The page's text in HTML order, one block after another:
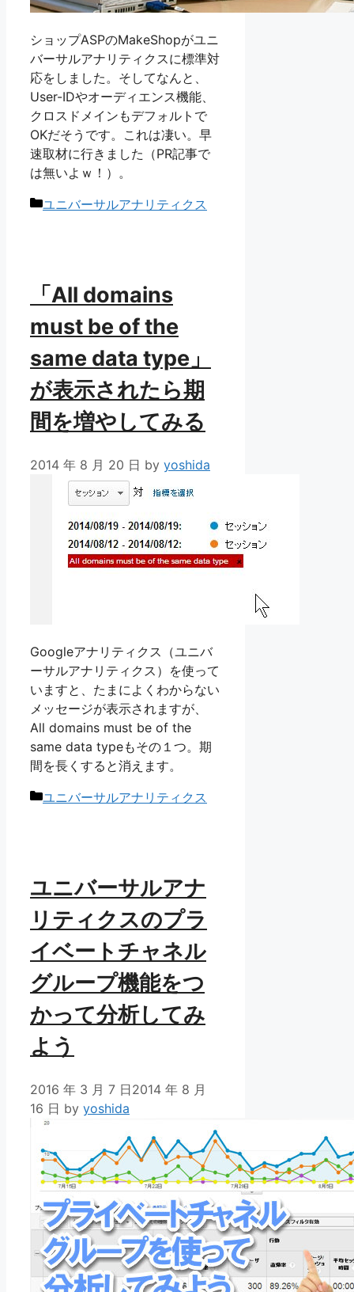
ショップASPのMakeShopがユニ
バーサルアナリティクスに標準対
応をしました。そしてなんと、
User-IDやオーディエンス機能、
クロスドメインもデフォルトで
OKだそうです。これは凄い。早
速取材に行きました（PR記事で
は無いよｗ！）。
カ
ユニバーサルアナリティクス
「All domains
must be of the
same data type」
が表示されたら期
間を増やしてみる
2014 年 8 月 20 日 by yoshida
Googleアナリティクス（ユニバ
ーサルアナリティクス）を使って
いますと、たまによくわからない
メッセージが表示されますが、
All domains must be of the
same data typeもその１つ。期
間を長くすると消えます。
カ
ユニバーサルアナリティクス
ユニバーサルアナ
リティクスのプラ
イベートチャネル
グループ機能をつ
かって分析してみ
よう
2016 年 3 月 7 日2014 年 8 月
16 日 by yoshida